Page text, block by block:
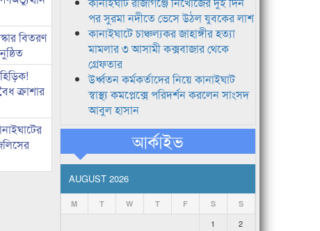
বিতরণ
ক্রাশার
পর সুরমা নদীতে ভেসে উঠল যুবকের লাশ
কানাইঘাটে চাঞ্চল্যকর জাহাঙ্গীর হত্যা
মামলার ৩ আসামী কক্সবাজার থেকে
গ্রেফতার
উর্ধ্বতন কর্মকর্তাদের নিয়ে কানাইঘাট
স্বাস্থ্য কমপ্লেক্সে পরিদর্শন করলেন সাংসদ
আবুল হাসান
আর্কাইভ
AUGUST 2026
M T W T F S S
1
2